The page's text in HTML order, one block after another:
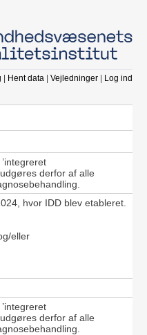
Hent data Vejledninger Log ind
derfor af alle
hvor IDD blev etableret.
eller
derfor af alle